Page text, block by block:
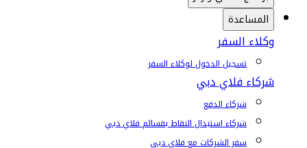
المساعدة
وكلاء السفر
تسجيل الدخول لوكلاء السفر
شركاء فلاي دبي
شركاء الدفع
شركاء استبدال النقاط بقسائم فلاي دبي
سفر الشركات مع فلاي دبي